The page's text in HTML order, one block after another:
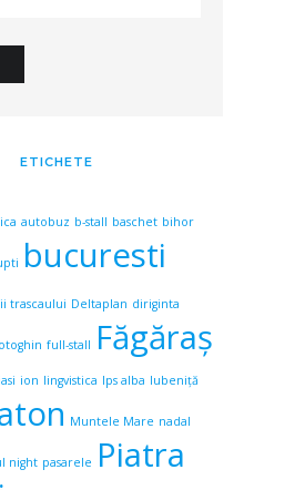
ETICHETE
autobuz b-stall baschet bihor
bucuresti
trascaului Deltaplan diriginta
full-stall Făgăraş
iasi ion lingvistica lps alba lubeniță
Muntele Mare nadal
night pasarele Piatra